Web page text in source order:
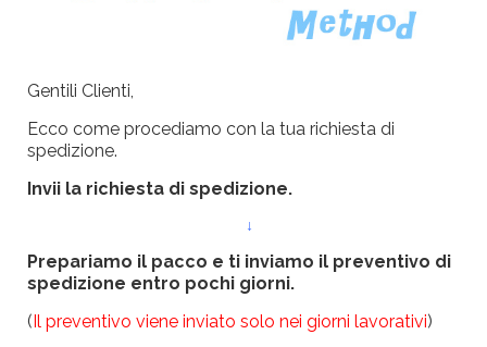
Gentili Clienti,
Ecco come procediamo con la tua richiesta di
spedizione.
Invii la richiesta di spedizione.
↓
Prepariamo il pacco e ti inviamo il preventivo di
spedizione entro pochi giorni.
(Il preventivo viene inviato solo nei giorni lavorativi)